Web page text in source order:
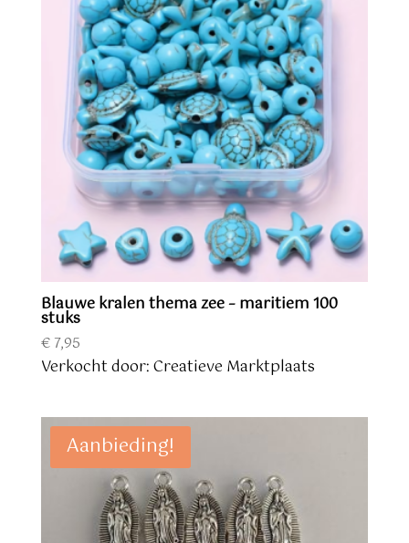
Blauwe kralen thema zee – maritiem 100
stuks
€7,95
Verkocht door: Creatieve Marktplaats
Aanbieding!